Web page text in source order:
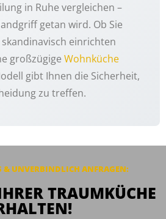
in Ruhe vergleichen –
getan wird. Ob Sie
einrichten
großzügige Wohnküche
gibt Ihnen die Sicherheit,
zu treffen.
& UNVERBINDLICH ANFRAGEN:
TRAUMKÜCHE